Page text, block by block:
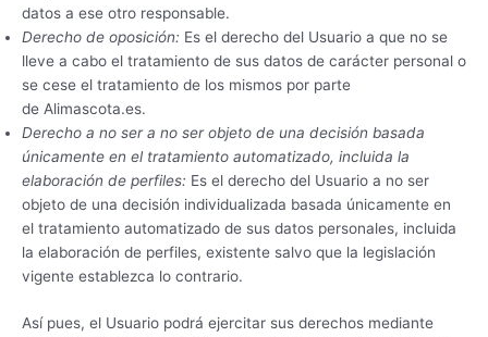
datos a ese otro responsable.
Derecho de oposición: Es el derecho del Usuario a que no se
lleve a cabo el tratamiento de sus datos de carácter personal o
se cese el tratamiento de los mismos por parte
de Alimascota.es.
Derecho a no ser a no ser objeto de una decisión basada
únicamente en el tratamiento automatizado, incluida la
elaboración de perfiles: Es el derecho del Usuario a no ser
objeto de una decisión individualizada basada únicamente en
el tratamiento automatizado de sus datos personales, incluida
la elaboración de perfiles, existente salvo que la legislación
vigente establezca lo contrario.
Así pues, el Usuario podrá ejercitar sus derechos mediante